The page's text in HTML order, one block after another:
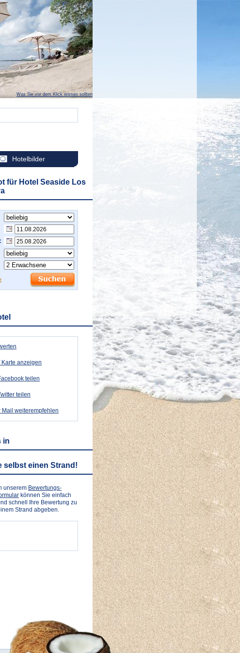
Was Sie vor dem Klick wissen sollten
Hotelbilder
für Hotel Seaside Los
Karte anzeigen
teilen
teilen
Mail weiterempfehlen
in
selbst einen Strand!
unserem Bewertungs-
können Sie einfach
schnell Ihre Bewertung zu
Strand abgeben.